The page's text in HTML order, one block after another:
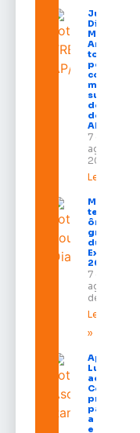
Juiz
Diego
Moura de
Araújo
toma
posse
como
membro
substituto
do Pleno
do TRE-
AP
7 de
agosto de
2026
Leia mais »
Macapá
terá
ônibus
gratuitos
durante a
Expofeira
2026
7 de
agosto
de 2026
Leia mais
»
Após veto,
Lula envia
ao
Congresso
projeto
para criar
a UNIFRON
e grava